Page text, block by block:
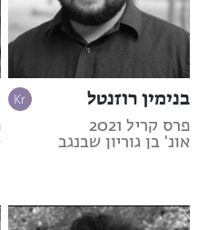
בנימין רוזנטל
פרס קריל 2021
אונ' בן גוריון שבנגב